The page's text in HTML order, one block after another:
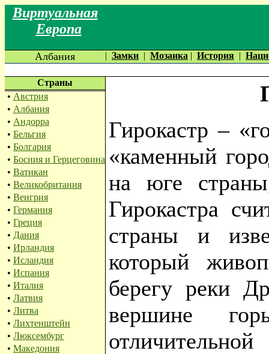
Виртуальная
Европа
Албания | Замки | Мозаика | История |
Страны
• Австрия
• Албания
• Андорра
• Бельгия
• Болгария
• Босния и Герцеговина
• Ватикан
• Великобритания
• Венгрия
• Германия
• Греция
• Дания
• Ирландия
• Исландия
• Испания
• Италия
• Латвия
• Литва
• Лихтенштейн
• Люксембург
• Македония
Гирокастр –
«каменный
на юге
Гирокастра
страны и
который
берегу реки
вершине